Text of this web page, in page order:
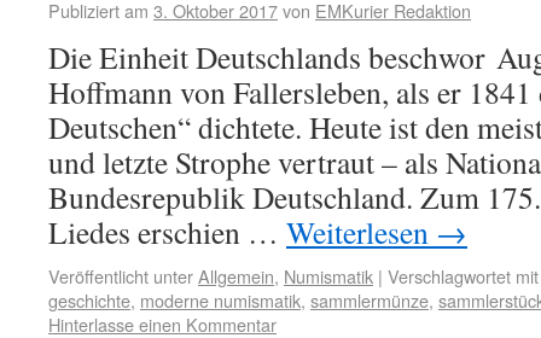
Publiziert am 3. Oktober 2017von EMKurier Redaktion
Die Einheit Deutschlands beschwor
Hoffmann von Fallersleben, als er 1841
Deutschen“ dichtete. Heute ist den
und letzte Strophe vertraut – als
Bundesrepublik Deutschland. Zum
Liedes erschien … Weiterlesen →
Veröffentlicht unterAllgemein, Numismatik | Verschlagwortet mit
geschichte, moderne numismatik, sammlermünze,
Hinterlasse einen Kommentar